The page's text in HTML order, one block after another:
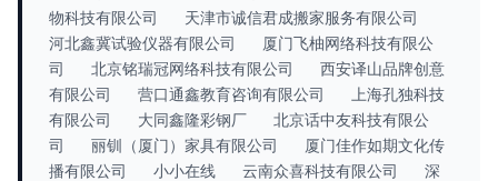
物科技有限公司
天津市诚信君成搬家服务有限公司
河北鑫冀试验仪器有限公司
厦门飞柚网络科技有限公
司
北京铭瑞冠网络科技有限公司
西安译山品牌创意
有限公司
营口通鑫教育咨询有限公司
上海孔独科技
有限公司
大同鑫隆彩钢厂
北京话中友科技有限公
司
丽钏（厦门）家具有限公司
厦门佳作如期文化传
播有限公司
小小在线 云南众喜科技有限公司
深